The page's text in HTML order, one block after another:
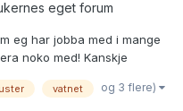
eget forum
eg har jobba med i mange
noko med! Kanskje
(1725-1806), båe av
vatnet og 3 flere)